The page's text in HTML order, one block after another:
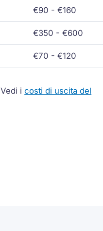
€90 - €160
€350 - €600
€70 - €120
Vedi icosti di uscita del